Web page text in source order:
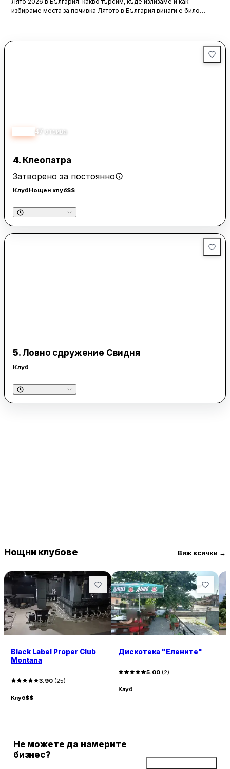
избираме места за почивка Лятото в България винаги е било
дори един обикновен ден може да завърши с нещо приятно, ако
47 отзива
4. Клеопатра
Затворено за постоянно
КлубНощен клуб$$
5. Ловно сдружение Свидня
Клуб
Нощни клубове Виж всички →
Black Label Proper Club
Montana
3.90 (25)
Клуб$$
Дискотека "Елените"
5.00 (2)
Клуб
Не можете да намерите
бизнес?